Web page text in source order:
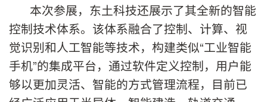
本次参展，东土科技还展示了其全新的智能
控制技术体系。该体系融合了控制、计算、视
觉识别和人工智能等技术，构建类似“工业智能
手机”的集成平台，通过软件定义控制，用户能
够以更加灵活、智能的方式管理流程，目前已